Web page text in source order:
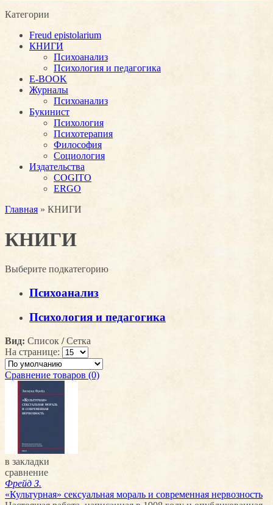
Категории
Freud epistolarium
КНИГИ
Психоанализ
Психология и педагогика
E-BOOK
Журналы
Психоанализ
Букинист
Психология
Психотерапия
Философия
Социология
Издательства
COGITO
ERGO
Главная » КНИГИ
КНИГИ
Выберите подкатегорию
Психоанализ
Психология и педагогика
Вид: Список / Сетка
На странице:
Сравнение товаров (0)
в закладки
сравнение
Фрейд З.
«Культурная» сексуальная мораль и современная нервозность